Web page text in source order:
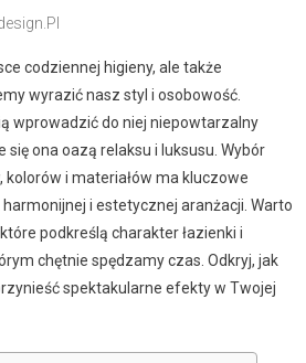
codziennej higieny, ale także
wyrazić nasz styl i osobowość.
wprowadzić do niej niepowtarzalny
się ona oazą relaksu i luksusu. Wybór
i materiałów ma kluczowe
i estetycznej aranżacji. Warto
podkreślą charakter łazienki i
chętnie spędzamy czas. Odkryj, jak
spektakularne efekty w Twojej